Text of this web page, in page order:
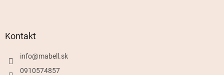
Kontakt
info@mabell.sk
0910574857